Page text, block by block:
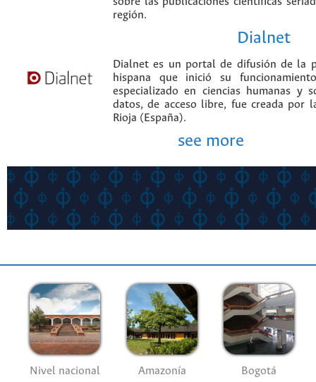
región.
Dialnet
Dialnet es un portal de difusión de la
hispana que inició su
especializado en ciencias humanas y
datos, de acceso libre, fue creada por
Rioja (España).
see more
Nivel nacional Amazonía Bogotá